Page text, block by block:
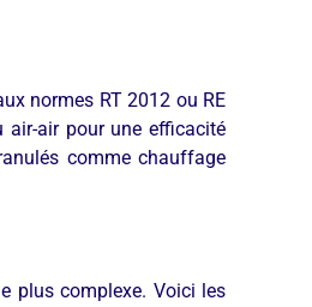
normes RT 2012 ou RE
air-air pour une efficacité
comme chauffage
plus complexe. Voici les